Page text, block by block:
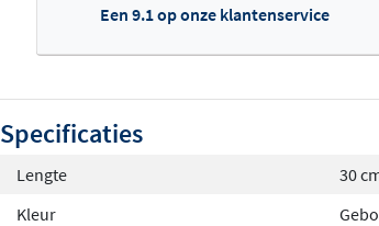
Offertes ophalen...
Een 9.1 op onze klantenservice
Specificaties
Lengte
30
Kleur